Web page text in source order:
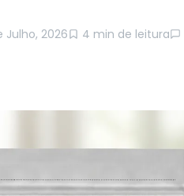
Julho, 2026 4 min de leitura